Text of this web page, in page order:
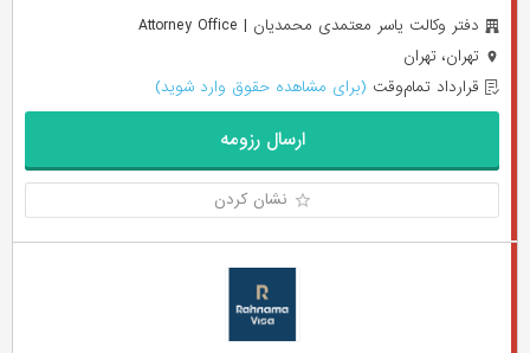
دفتر وکالت یاسر معتمدی محمدیان | Attorney Office
تهران، تهران
قرارداد تمام‌وقت (برای مشاهده حقوق وارد شوید)
ارسال رزومه
نشان کردن